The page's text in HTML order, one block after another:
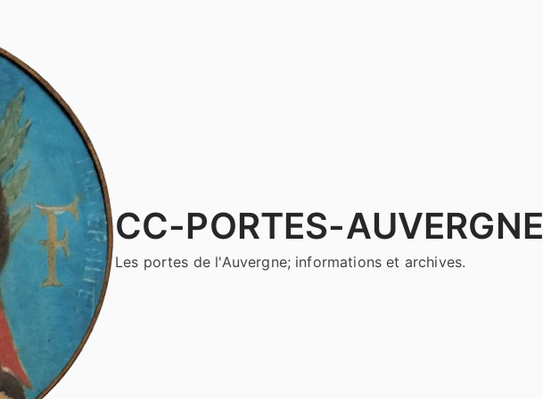
CC-PORTES-AUVERGNE
Les portes de l'Auvergne; informations et archives.